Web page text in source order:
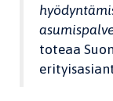
toteaa